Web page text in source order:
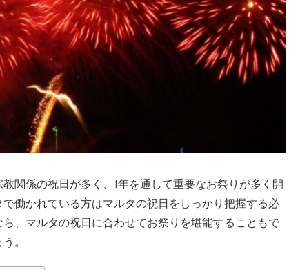
関係の祝日が多く、1年を通して重要なお祭りが多く開
働かれている方はマルタの祝日をしっかり把握する必
、マルタの祝日に合わせてお祭りを堪能することもで
。